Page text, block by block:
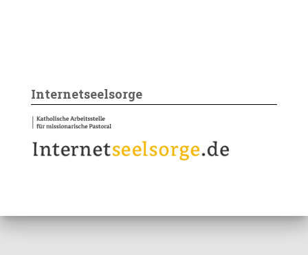
Internetseelsorge